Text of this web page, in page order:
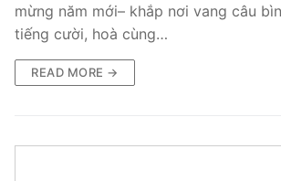
mừng năm mới– khắp nơi vang câu
tiếng cười, hoà cùng…
READ MORE →